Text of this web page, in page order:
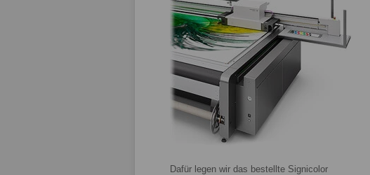
Dafür legen wir das bestellte Signicolor